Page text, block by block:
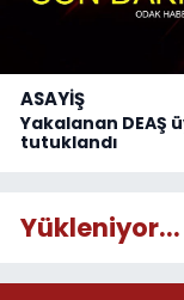
ASAYİŞ
Yakalanan DEAŞ
tutuklandı
Yükleniyor...